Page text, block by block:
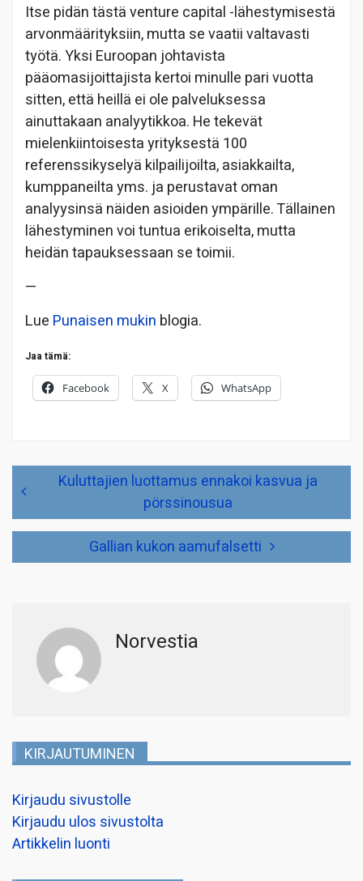
Itse pidän tästä venture capital -lähestymisestä
arvonmäärityksiin, mutta se vaatii valtavasti
työtä. Yksi Euroopan johtavista
pääomasijoittajista kertoi minulle pari vuotta
sitten, että heillä ei ole palveluksessa
ainuttakaan analyytikkoa. He tekevät
mielenkiintoisesta yrityksestä 100
referenssikyselyä kilpailijoilta, asiakkailta,
kumppaneilta yms. ja perustavat oman
analyysinsä näiden asioiden ympärille. Tällainen
lähestyminen voi tuntua erikoiselta, mutta
heidän tapauksessaan se toimii.
—
Lue Punaisen mukin blogia.
Jaa tämä:
Facebook X WhatsApp
Artikkelien
selaus
Kuluttajien luottamus ennakoi kasvua ja
pörssinousua
Gallian kukon aamufalsetti
Norvestia
KIRJAUTUMINEN
Kirjaudu sivustolle
Kirjaudu ulos sivustolta
Artikkelin luonti